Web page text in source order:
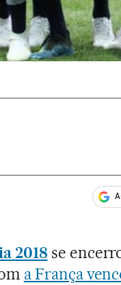
2018se
a França